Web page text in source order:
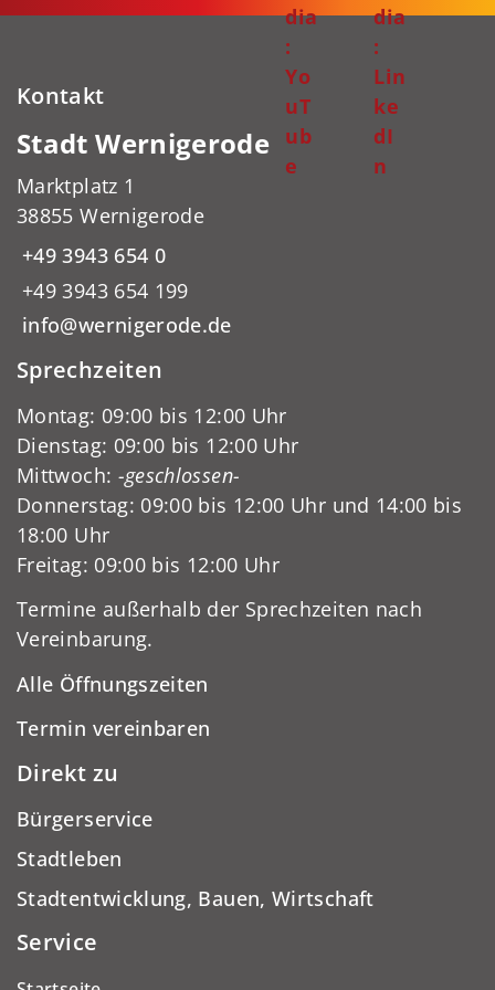
dia
:
Yo
uT
ub
e
dia
:
Lin
ke
dI
n
Kontakt
Stadt Wernigerode
Marktplatz 1
38855 Wernigerode
+49 3943 654 0
+49 3943 654 199
info@wernigerode.de
Sprechzeiten
Montag: 09:00 bis 12:00 Uhr
Dienstag: 09:00 bis 12:00 Uhr
Mittwoch: -geschlossen-
Donnerstag: 09:00 bis 12:00 Uhr und 14:00 bis
18:00 Uhr
Freitag: 09:00 bis 12:00 Uhr
Termine außerhalb der Sprechzeiten nach
Vereinbarung.
Alle Öffnungszeiten
Termin vereinbaren
Direkt zu
Bürgerservice
Stadtleben
Stadtentwicklung, Bauen, Wirtschaft
Service